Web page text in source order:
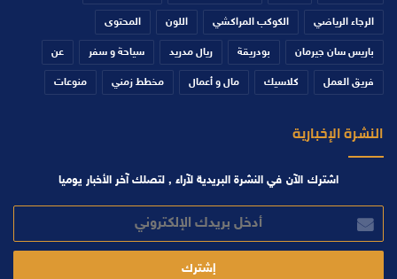
الرجاء الرياضي الكوكب المراكشي اللون المحتوى
باريس سان جيرمان بودريقة ريال مدريد سياحة و سفر عن
فريق العمل كلاسيك مال و أعمال مخطط زمني منوعات
النشرة الإخبارية
اشترك الآن في النشرة البريدية لآراء , لتصلك آخر الأخبار يوميا
بريدك
الإلكتروني